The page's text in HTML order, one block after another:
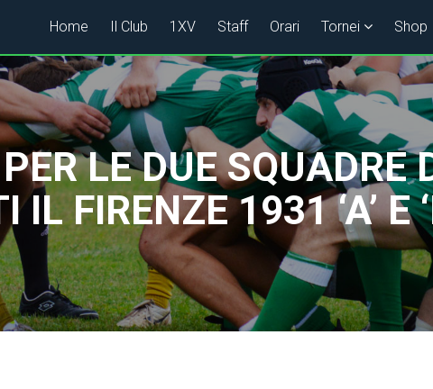
Home Il Club 1XV Staff Orari Tornei Shop
LE DUE SQUADRE
FIRENZE 1931 ‘A’ E